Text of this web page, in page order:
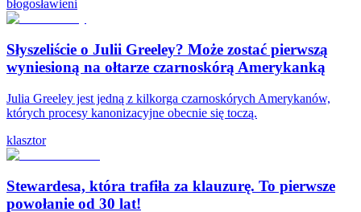
błogosławieni
Słyszeliście o Julii Greeley? Może zostać pierwszą
wyniesioną na ołtarze czarnoskórą Amerykanką
Julia Greeley jest jedną z kilkorga czarnoskórych Amerykanów,
których procesy kanonizacyjne obecnie się toczą.
klasztor
Stewardesa, która trafiła za klauzurę. To pierwsze
powołanie od 30 lat!